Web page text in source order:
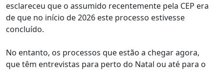
esclareceu que o assumido recentemente pela CEP era
de que no início de 2026 este processo estivesse
concluído.
No entanto, os processos que estão a chegar agora,
que têm entrevistas para perto do Natal ou até para o